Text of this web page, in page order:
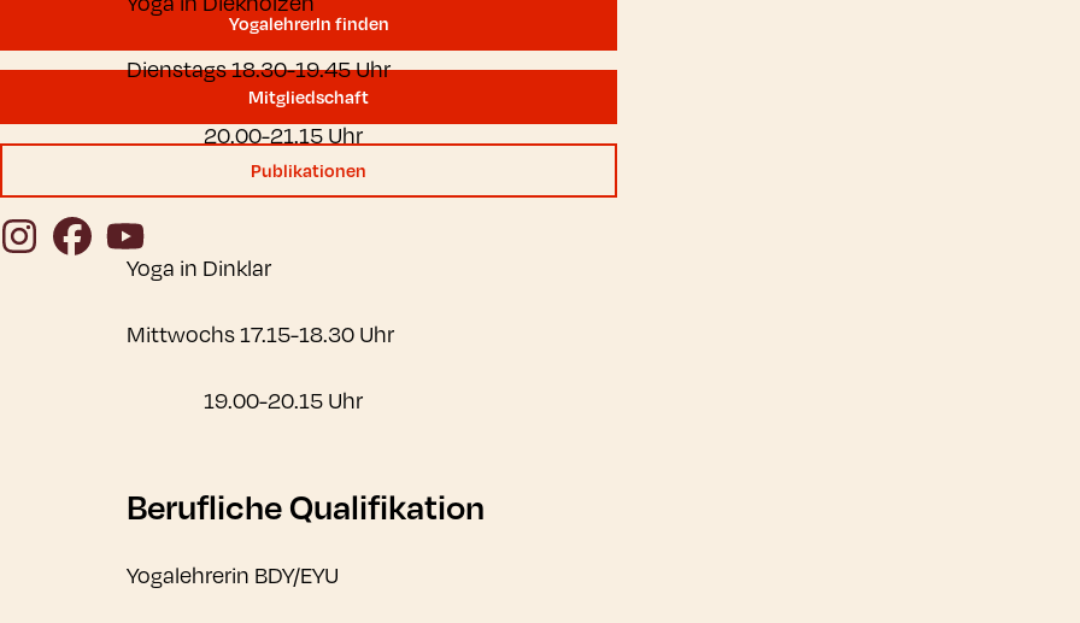
YogalehrerIn finden
Mitgliedschaft
Publikationen
InstagramFacebook
YouTube
Dienstags 18.30-19.45 Uhr
20.00-21.15 Uhr
Yoga in Dinklar
Mittwochs 17.15-18.30 Uhr
19.00-20.15 Uhr
Berufliche Qualifikation
Yogalehrerin BDY/EYU